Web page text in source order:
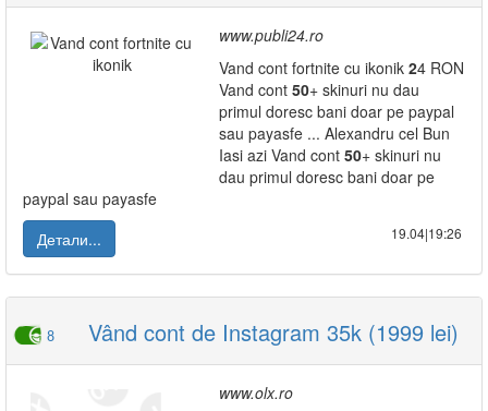
www.publi24.ro
Vand cont fortnite cu ikonik 24 RON
Vand cont 50+ skinuri nu dau
primul doresc bani doar pe paypal
sau payasfe ... Alexandru cel Bun
Iasi azi Vand cont 50+ skinuri nu
dau primul doresc bani doar pe
paypal sau payasfe
Детали...
19.04|19:26
8 Vând cont de Instagram 35k (1999 lei)
www.olx.ro